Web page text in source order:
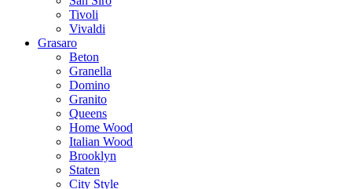
Tivoli
Vivaldi
Grasaro
Beton
Granella
Domino
Granito
Queens
Home Wood
Italian Wood
Brooklyn
Staten
City Style